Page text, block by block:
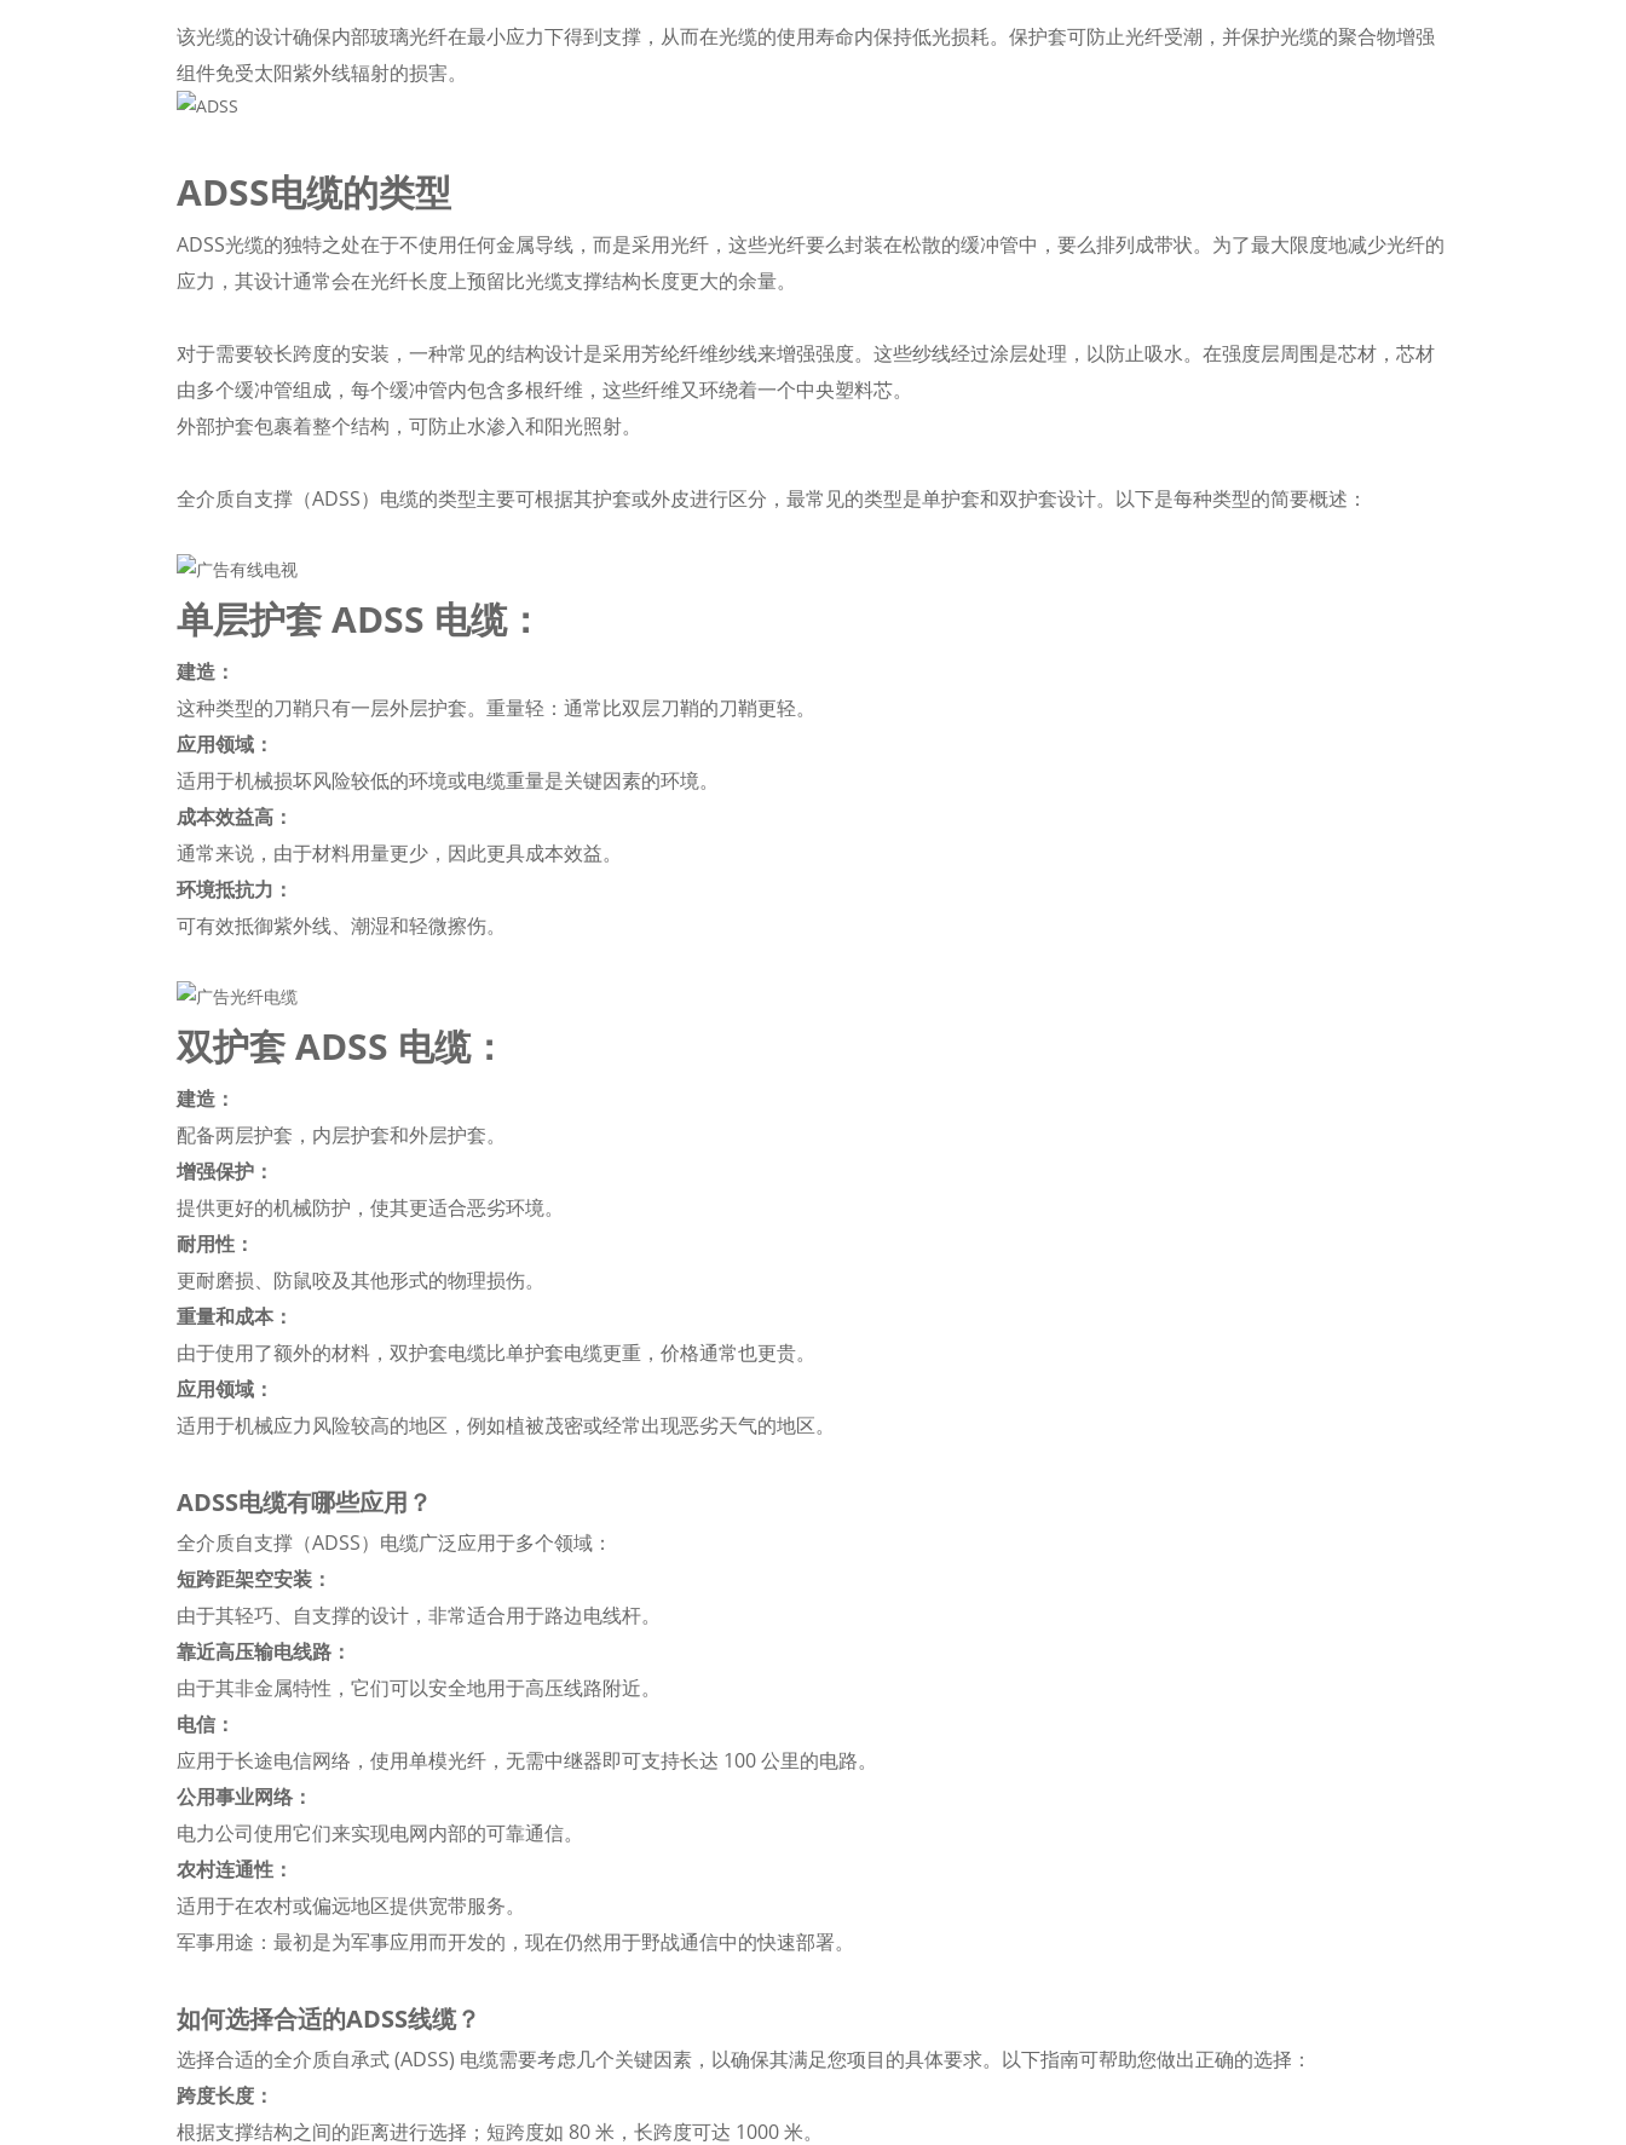
该光缆的设计确保内部玻璃光纤在最小应力下得到支撑，从而在光缆的使用寿命内保持低光损耗。保护套可防止光纤受潮，并保护光缆的聚合物增强
组件免受太阳紫外线辐射的损害。
ADSS电缆的类型
ADSS光缆的独特之处在于不使用任何金属导线，而是采用光纤，这些光纤要么封装在松散的缓冲管中，要么排列成带状。为了最大限度地减少光纤的
应力，其设计通常会在光纤长度上预留比光缆支撑结构长度更大的余量。
对于需要较长跨度的安装，一种常见的结构设计是采用芳纶纤维纱线来增强强度。这些纱线经过涂层处理，以防止吸水。在强度层周围是芯材，芯材
由多个缓冲管组成，每个缓冲管内包含多根纤维，这些纤维又环绕着一个中央塑料芯。
外部护套包裹着整个结构，可防止水渗入和阳光照射。
全介质自支撑（ADSS）电缆的类型主要可根据其护套或外皮进行区分，最常见的类型是单护套和双护套设计。以下是每种类型的简要概述：
单层护套 ADSS 电缆：
建造：
这种类型的刀鞘只有一层外层护套。重量轻：通常比双层刀鞘的刀鞘更轻。
应用领域：
适用于机械损坏风险较低的环境或电缆重量是关键因素的环境。
成本效益高：
通常来说，由于材料用量更少，因此更具成本效益。
环境抵抗力：
可有效抵御紫外线、潮湿和轻微擦伤。
双护套 ADSS 电缆：
建造：
配备两层护套，内层护套和外层护套。
增强保护：
提供更好的机械防护，使其更适合恶劣环境。
耐用性：
更耐磨损、防鼠咬及其他形式的物理损伤。
重量和成本：
由于使用了额外的材料，双护套电缆比单护套电缆更重，价格通常也更贵。
应用领域：
适用于机械应力风险较高的地区，例如植被茂密或经常出现恶劣天气的地区。
ADSS电缆有哪些应用？
全介质自支撑（ADSS）电缆广泛应用于多个领域：
短跨距架空安装：
由于其轻巧、自支撑的设计，非常适合用于路边电线杆。
靠近高压输电线路：
由于其非金属特性，它们可以安全地用于高压线路附近。
电信：
应用于长途电信网络，使用单模光纤，无需中继器即可支持长达 100 公里的电路。
公用事业网络：
电力公司使用它们来实现电网内部的可靠通信。
农村连通性：
适用于在农村或偏远地区提供宽带服务。
军事用途：最初是为军事应用而开发的，现在仍然用于野战通信中的快速部署。
如何选择合适的ADSS线缆？
选择合适的全介质自承式 (ADSS) 电缆需要考虑几个关键因素，以确保其满足您项目的具体要求。以下指南可帮助您做出正确的选择：
跨度长度：
根据支撑结构之间的距离进行选择；短跨度如 80 米，长跨度可达 1000 米。